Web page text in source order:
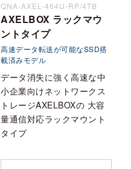
QNA-AXEL-464U-RP/4TB
AXELBOX ラックマウ
ントタイプ
高速データ転送が可能なSSD搭
載済みモデル
データ消失に強く高速な中
小企業向けネットワークス
トレージAXELBOXの 大容
量通信対応ラックマウント
タイプ